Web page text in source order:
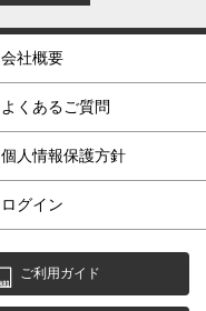
会社概要
よくあるご質問
個人情報保護方針
ログイン
ご利用ガイド